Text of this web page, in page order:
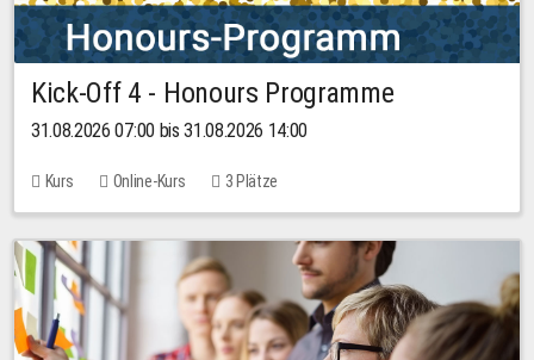
Kick-Off 4 - Honours Programme
31.08.2026 07:00 bis 31.08.2026 14:00
Kurs Online-Kurs 3 Plätze